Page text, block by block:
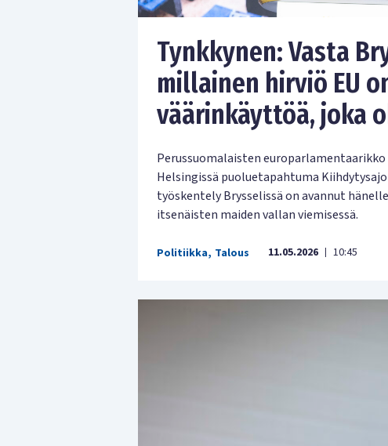
Tynkkynen: Vasta
millainen hirviö EU
väärinkäyttöä, joka
Perussuomalaisten
Helsingissä puoluetapahtuma
työskentely Brysselissä on avannut
itsenäisten maiden vallan viemisessä.
Politiikka, Talous 11.05.2026 | 10:45